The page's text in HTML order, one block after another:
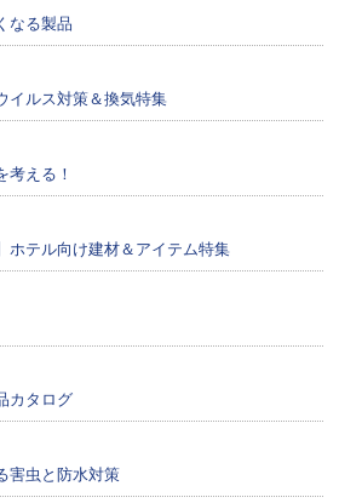
なる製品
イルス対策＆換気特集
考える！
ホテル向け建材＆アイテム特集
カタログ
害虫と防水対策